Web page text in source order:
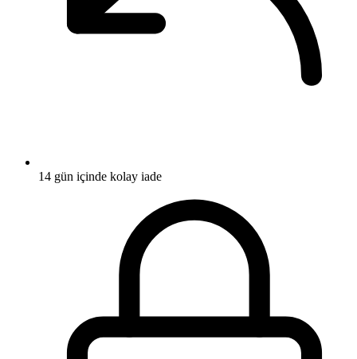
14 gün içinde kolay iade